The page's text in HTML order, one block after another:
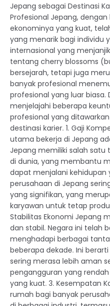
Jepang sebagai Destinasi
Profesional Jepang,
ekonominya yang kuat,
yang menarik bagi individu
internasional yang
tentang cherry blossoms
bersejarah, tetapi juga
banyak profesional
profesional yang luar biasa.
menjelajahi beberapa
profesional yang
destinasi karier. 1. Gaji
utama bekerja di Jepang
Jepang memiliki salah
di dunia, yang membantu
dapat menjalani kehidupan
perusahaan di Jepang
yang signifikan, yang
karyawan untuk tetap
Stabilitas Ekonomi Jepang
dan stabil. Negara ini telah
menghadapi berbagai
beberapa dekade. Ini
sering merasa lebih aman
pengangguran yang
yang kuat. 3. Kesempatan
rumah bagi banyak